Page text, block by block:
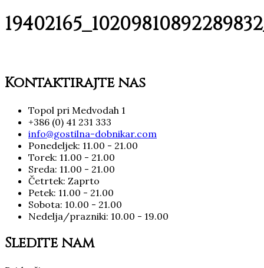
Kontaktirajte nas
Topol pri Medvodah 1
+386 (0) 41 231 333
info@gostilna-dobnikar.com
Ponedeljek: 11.00 - 21.00
Torek: 11.00 - 21.00
Sreda: 11.00 - 21.00
Četrtek: Zaprto
Petek: 11.00 - 21.00
Sobota: 10.00 - 21.00
Nedelja/prazniki: 10.00 - 19.00
Sledite nam